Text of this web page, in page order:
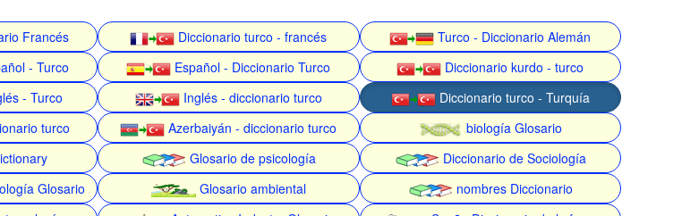
Francés Diccionario turco - francés
Turco - Diccionario Alemán
- Turco Español - Diccionario Turco
Diccionario kurdo - turco
- Turco Inglés - diccionario turco
Diccionario turco - Turquía
turco Azerbaiyán - diccionario turco
biología Glosario
Glosario de psicología
Diccionario de Sociología
Glosario Glosario ambiental
nombres Diccionario